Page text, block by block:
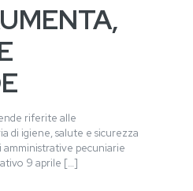
riferite alle
di igiene, salute e sicurezza
amministrative pecuniarie
9 aprile […]